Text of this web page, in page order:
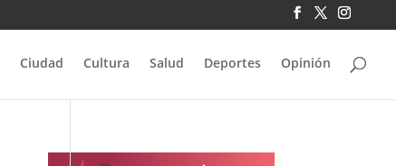
Ciudad Cultura Salud Deportes Opinión